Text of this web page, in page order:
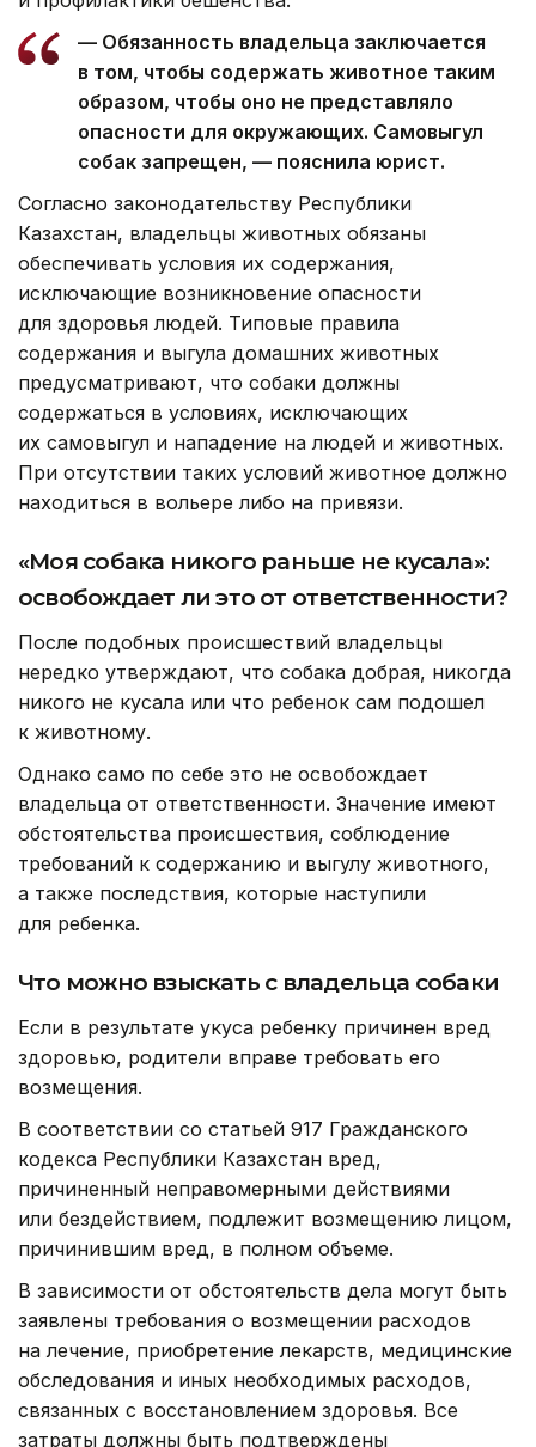
— Обязанность владельца заключается
в том, чтобы содержать животное таким
образом, чтобы оно не представляло
опасности для окружающих. Самовыгул
собак запрещен, — пояснила юрист.
Согласно законодательству Республики
Казахстан, владельцы животных обязаны
обеспечивать условия их содержания,
исключающие возникновение опасности
для здоровья людей. Типовые правила
содержания и выгула домашних животных
предусматривают, что собаки должны
содержаться в условиях, исключающих
их самовыгул и нападение на людей и животных.
При отсутствии таких условий животное должно
находиться в вольере либо на привязи.
«Моя собака никого раньше не кусала»:
освобождает ли это от ответственности?
После подобных происшествий владельцы
нередко утверждают, что собака добрая, никогда
никого не кусала или что ребенок сам подошел
к животному.
Однако само по себе это не освобождает
владельца от ответственности. Значение имеют
обстоятельства происшествия, соблюдение
требований к содержанию и выгулу животного,
а также последствия, которые наступили
для ребенка.
Что можно взыскать с владельца собаки
Если в результате укуса ребенку причинен вред
здоровью, родители вправе требовать его
возмещения.
В соответствии со статьей 917 Гражданского
кодекса Республики Казахстан вред,
причиненный неправомерными действиями
или бездействием, подлежит возмещению лицом,
причинившим вред, в полном объеме.
В зависимости от обстоятельств дела могут быть
заявлены требования о возмещении расходов
на лечение, приобретение лекарств, медицинские
обследования и иных необходимых расходов,
связанных с восстановлением здоровья. Все
затраты должны быть подтверждены